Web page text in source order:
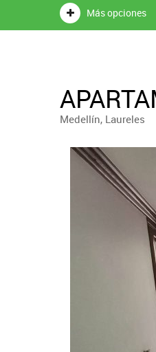
Más opciones
Medellín, Laureles